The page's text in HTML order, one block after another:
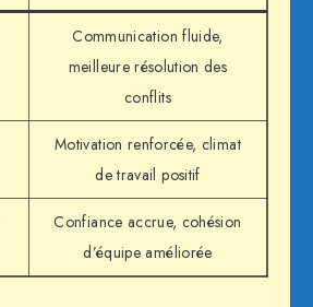
Communication fluide,
meilleure résolution des
conflits
Motivation renforcée, climat
de travail positif
Confiance accrue, cohésion
d’équipe améliorée